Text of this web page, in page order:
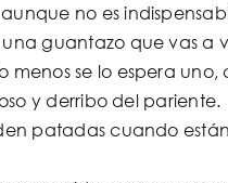
no es
guantazo que vas a
se lo espera
y derribo del pariente.
patadas cuando